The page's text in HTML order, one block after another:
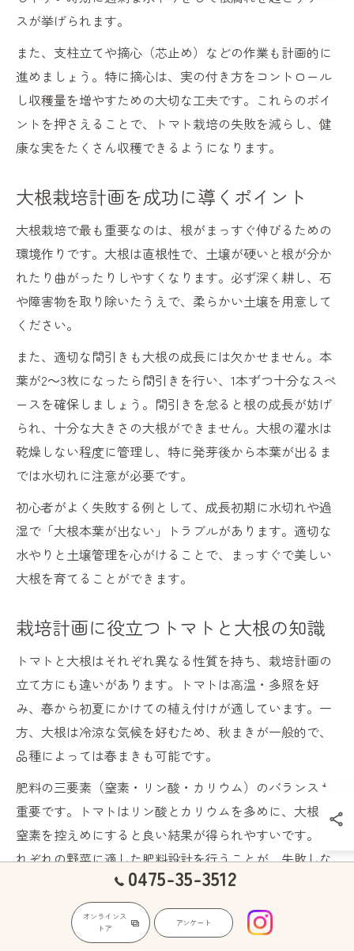
スが挙げられます。
また、支柱立てや摘心（芯止め）などの作業も計画的に
進めましょう。特に摘心は、実の付き方をコントロール
し収穫量を増やすための大切な工夫です。これらのポイ
ントを押さえることで、トマト栽培の失敗を減らし、健
康な実をたくさん収穫できるようになります。
大根栽培計画を成功に導くポイント
大根栽培で最も重要なのは、根がまっすぐ伸びるための
環境作りです。大根は直根性で、土壌が硬いと根が分か
れたり曲がったりしやすくなります。必ず深く耕し、石
や障害物を取り除いたうえで、柔らかい土壌を用意して
ください。
また、適切な間引きも大根の成長には欠かせません。本
葉が2～3枚になったら間引きを行い、1本ずつ十分なスペ
ースを確保しましょう。間引きを怠ると根の成長が妨げ
られ、十分な大きさの大根ができません。大根の灌水は
乾燥しない程度に管理し、特に発芽後から本葉が出るま
では水切れに注意が必要です。
初心者がよく失敗する例として、成長初期に水切れや過
湿で「大根本葉が出ない」トラブルがあります。適切な
水やりと土壌管理を心がけることで、まっすぐで美しい
大根を育てることができます。
栽培計画に役立つトマトと大根の知識
トマトと大根はそれぞれ異なる性質を持ち、栽培計画の
立て方にも違いがあります。トマトは高温・多照を好
み、春から初夏にかけての植え付けが適しています。一
方、大根は冷涼な気候を好むため、秋まきが一般的で、
品種によっては春まきも可能です。
肥料の三要素（窒素・リン酸・カリウム）のバランスも
重要です。トマトはリン酸とカリウムを多めに、大根は
窒素を控えめにすると良い結果が得られやすいです。そ
れぞれの野菜に適した肥料設計を行うことが、失敗しな
い栽培計画の鍵となります。
また、トマト栽培では「摘心」や「脇芽かき」、大根で
は「間引き」や「土寄せ」といった作業がポイントで
0475-35-3512
オンラインス
トア
アンケート